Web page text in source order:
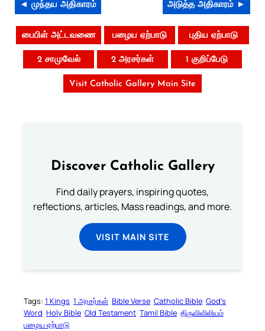
◄ முந்தய அதிகாரம் அடுத்த அதிகாரம் ►
பைபிள் அட்டவணை பழைய ஏற்பாடு புதிய ஏற்பாடு
2 சாமுவேல் 2 அரசர்கள் 1 குறிப்பேடு
Visit Catholic Gallery Main Site
Discover Catholic Gallery
Find daily prayers, inspiring quotes,
reflections, articles, Mass readings, and more.
VISIT MAIN SITE
Tags: 1 Kings 1 அரசர்கள் Bible Verse Catholic Bible God’s
Word Holy Bible Old Testament Tamil Bible திருவிவிலியம்
பழைய ஏற்பாடு